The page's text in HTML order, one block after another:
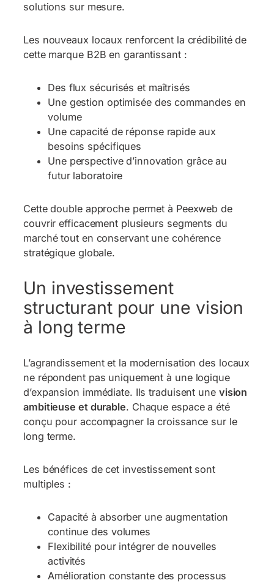
solutions sur mesure.
Les nouveaux locaux renforcent la crédibilité de
cette marque B2B en garantissant :
Des flux sécurisés et maîtrisés
Une gestion optimisée des commandes en
volume
Une capacité de réponse rapide aux
besoins spécifiques
Une perspective d’innovation grâce au
futur laboratoire
Cette double approche permet à Peexweb de
couvrir efficacement plusieurs segments du
marché tout en conservant une cohérence
stratégique globale.
Un investissement
structurant pour une vision
à long terme
L’agrandissement et la modernisation des locaux
ne répondent pas uniquement à une logique
d’expansion immédiate. Ils traduisent une vision
ambitieuse et durable. Chaque espace a été
conçu pour accompagner la croissance sur le
long terme.
Les bénéfices de cet investissement sont
multiples :
Capacité à absorber une augmentation
continue des volumes
Flexibilité pour intégrer de nouvelles
activités
Amélioration constante des processus